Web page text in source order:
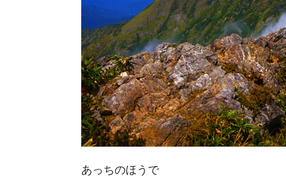
あっちのほうで